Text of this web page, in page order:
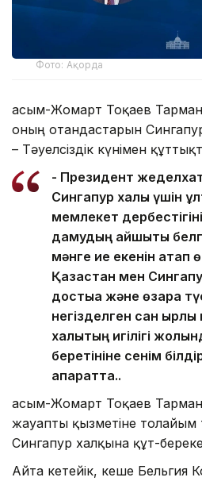
Фото: Ақорда
Қасым-Жомарт Тоқаев
оның отандастарын
– Тәуелсіздік күнімен
- Президент
Сингапур халқы үшін
мемлекет
дамудың айшықты
мәнге ие екенін атап
Қазақстан мен
достыққа және өзара
негізделген сан қырлы
халықтың игілігі
беретініне сенім
ақпаратта..
Қасым-Жомарт Тоқаев
жауапты қызметіне толайым
Сингапур халқына құт-береке
Айта кетейік, кеше Бельгия